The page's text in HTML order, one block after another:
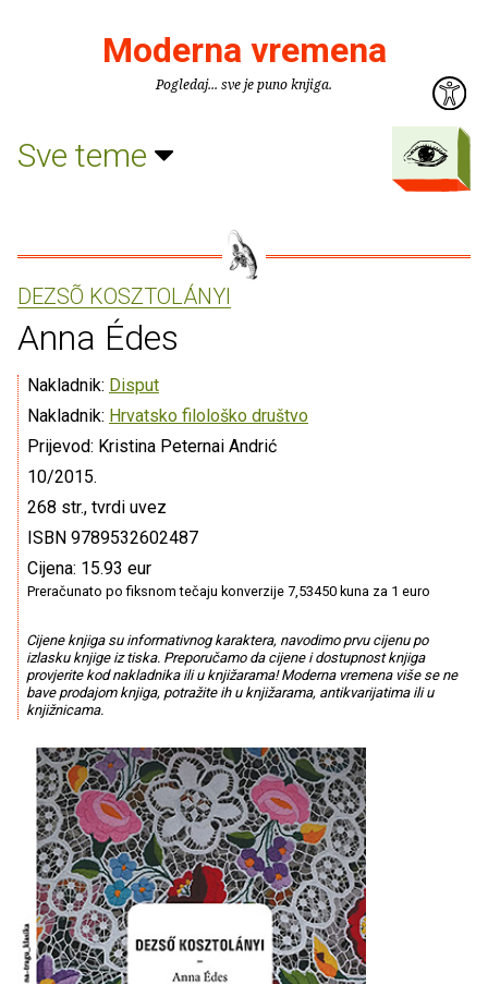
Moderna vremena
Pogledaj... sve je puno knjiga.
Sve teme
DEZSÕ KOSZTOLÁNYI
Anna Édes
Nakladnik: Disput
Nakladnik: Hrvatsko filološko društvo
Prijevod: Kristina Peternai Andrić
10/2015.
268 str., tvrdi uvez
ISBN 9789532602487
Cijena: 15.93 eur
Preračunato po fiksnom tečaju konverzije 7,53450 kuna za 1 euro
Cijene knjiga su informativnog karaktera, navodimo prvu cijenu po
izlasku knjige iz tiska. Preporučamo da cijene i dostupnost knjiga
provjerite kod nakladnika ili u knjižarama! Moderna vremena više se ne
bave prodajom knjiga, potražite ih u knjižarama, antikvarijatima ili u
knjižnicama.